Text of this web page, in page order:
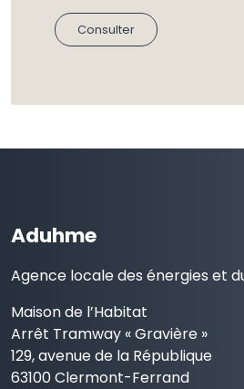
Consulter
Aduhme
Agence locale des énergies et
Maison de l’Habitat
Arrêt Tramway « Gravière »
129, avenue de la République
63100 Clermont-Ferrand